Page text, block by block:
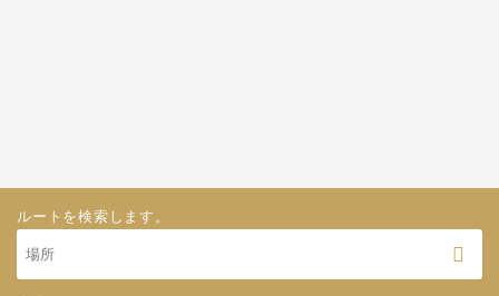
ルートを検索します。